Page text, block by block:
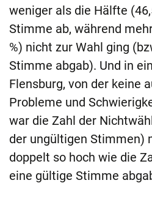
weniger als die Hälfte
Stimme ab, während
%) nicht zur Wahl ging
Stimme abgab). Und in
Flensburg, von der keine
Probleme und
war die Zahl der
der ungültigen Stimmen)
doppelt so hoch wie die
eine gültige Stimme